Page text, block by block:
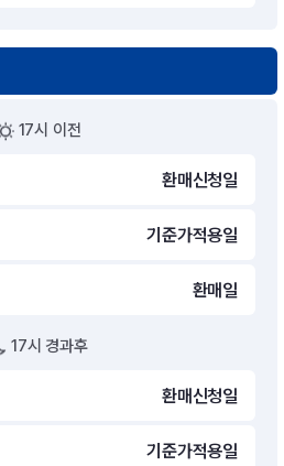
17시 이전
환매신청일
기준가적용일
환매일
17시 경과후
환매신청일
기준가적용일